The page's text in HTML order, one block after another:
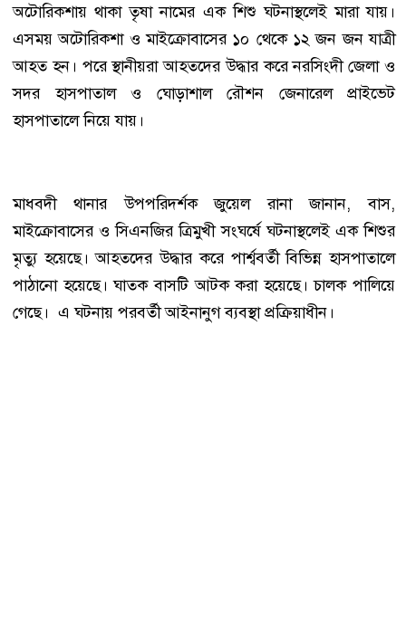
অটোরিকশায় থাকা তৃষা নামের এক শিশু ঘটনাস্থলেই মারা যায়।
এসময় অটোরিকশা ও মাইক্রোবাসের ১০ থেকে ১২ জন জন যাত্রী
আহত হন। পরে স্থানীয়রা আহতদের উদ্ধার করে নরসিংদী জেলা ও
সদর হাসপাতাল ও ঘোড়াশাল রৌশন জেনারেল প্রাইভেট
হাসপাতালে নিয়ে যায়।
মাধবদী থানার উপপরিদর্শক জুয়েল রানা জানান, বাস,
মাইক্রোবাসের ও সিএনজির ত্রিমুখী সংঘর্ষে ঘটনাস্থলেই এক শিশুর
মৃত্যু হয়েছে। আহতদের উদ্ধার করে পার্শ্ববর্তী বিভিন্ন হাসপাতালে
পাঠানো হয়েছে। ঘাতক বাসটি আটক করা হয়েছে। চালক পালিয়ে
গেছে। এ ঘটনায় পরবর্তী আইনানুগ ব্যবস্থা প্রক্রিয়াধীন।